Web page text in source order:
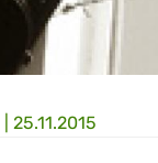
25.11.2015